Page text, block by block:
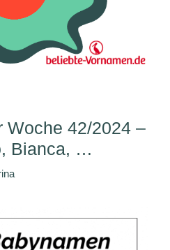
Woche 42/2024 –
Bianca, …